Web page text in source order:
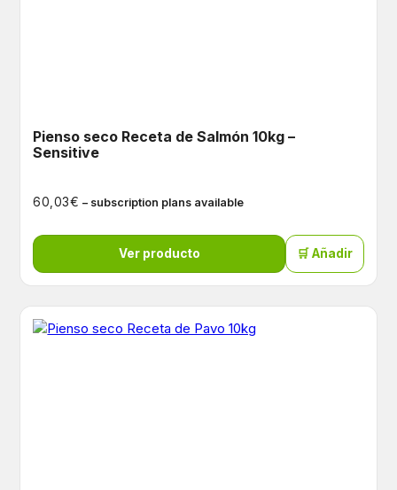
Pienso seco Receta de Salmón 10kg –
Sensitive
60,03€ – subscription plans available
Ver producto 🛒 Añadir